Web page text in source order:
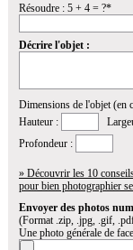
Résoudre : 5 + 4 = ?*
Décrire l'objet :
Dimensions de l'objet (en
Hauteur :
Profondeur :
» Découvrir les 10
pour bien photographier
Envoyer des photos
(Format .zip, .jpg, .gif,
Une photo générale de